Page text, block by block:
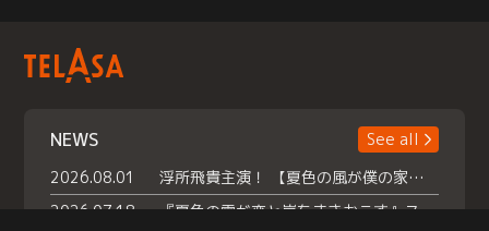
NEWS
See all
2026.08.01
浮所飛貴主演！ 【夏色の風が僕の家にやってきた】 本日よりテラサで独占配信スタート！
2026.07.18
『夏色の雲が恋と嵐をまきおこす』スペシャルメイキング 【Part1】2026年７月18日（土）23時30分～配信スタート！話題のシーンの裏側を大公開！豪華キャスト大集合！ 『武宮家 真夏の家族会議』開催！